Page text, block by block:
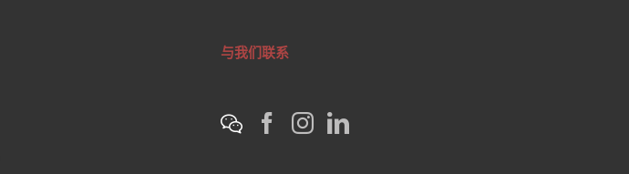
与我们联系